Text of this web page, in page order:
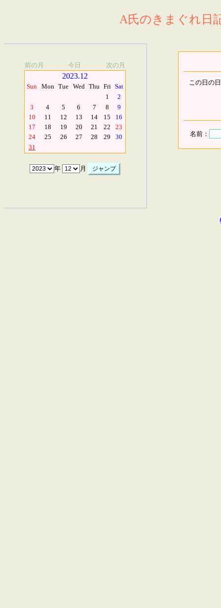
A氏のきまぐれ日
前の月 今日 次の月
2023.12
Sun Mon Tue Wed Thu Fri Sat
1
2
3
4 5 6 7 8
9
10
11 12 13 14 15
16
17
18 19 20 21 22
23
24
25 26 27 28 29
30
31
年 月
この日の
名前：